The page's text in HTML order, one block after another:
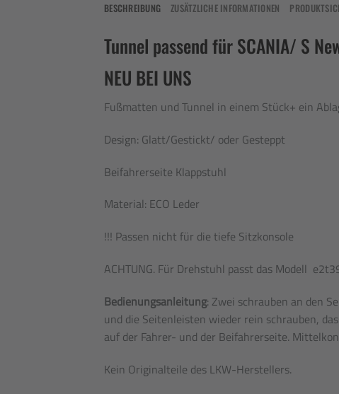
BESCHREIBUNG ZUSÄTZLICHE INFORMATIONEN
Tunnel passend für SCANIA/ S
NEU BEI UNS
Fußmatten und Tunnel in einem Stück+ ein
Design: Glatt/Gestickt/ oder Gesteppt
Beifahrerseite Klappstuhl
Material: ECO Leder
!!! Passen nicht für die tiefe Sitzkonsole
ACHTUNG. Für Drehstuhl passt das Modell
Bedienungsanleitung: Zwei schrauben an den
und die Seitenleisten wieder rein schrauben,
auf der Fahrer- und der Beifahrerseite.
Kein Originalteile des LKW-Herstellers.